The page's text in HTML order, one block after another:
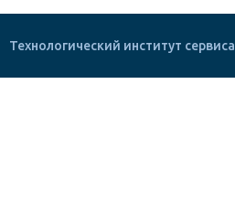
Технологический институт сервиса